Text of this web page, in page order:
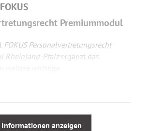
Premiummodul
FOKUS Personalvertretungsrecht
Rheinland-Pfalzergänzt das
Informationen anzeigen